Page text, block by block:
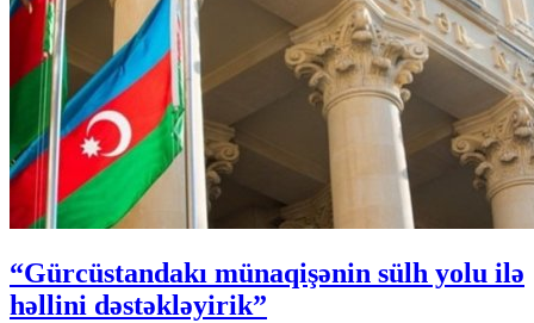
“Gürcüstandakı münaqişənin sülh yolu ilə
həllini dəstəkləyirik”